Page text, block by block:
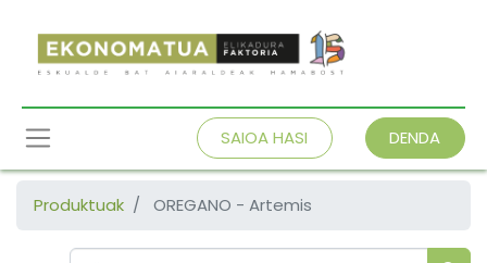
SAIOA HASI DENDA
Produktuak OREGANO - Artemis